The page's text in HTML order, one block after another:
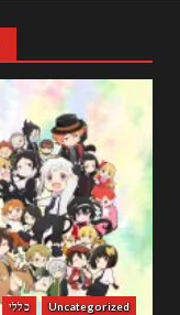
Uncategorized כללי